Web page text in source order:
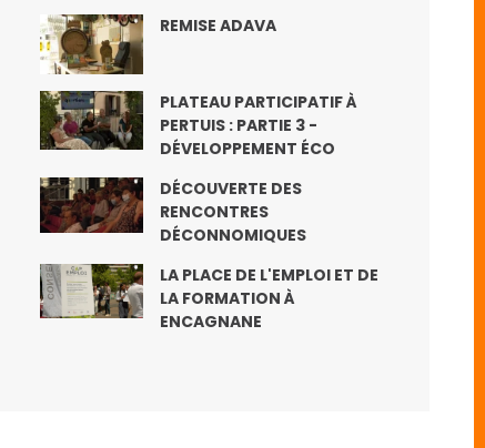
REMISE ADAVA
PLATEAU PARTICIPATIF À
PERTUIS : PARTIE 3 -
DÉVELOPPEMENT ÉCO
DÉCOUVERTE DES
RENCONTRES
DÉCONNOMIQUES
LA PLACE DE L'EMPLOI ET DE
LA FORMATION À
ENCAGNANE